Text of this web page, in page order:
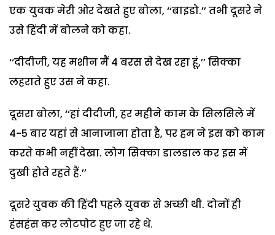
एक युवक मेरी ओर देखते हुए बोला, ‘‘बाइडो.’’ तभी दूसरे ने
उसे हिंदी में बोलने को कहा.
‘‘दीदीजी, यह मशीन मैं 4 बरस से देख रहा हूं,’’ सिक्का
लहराते हुए उस ने कहा.
दूसरा बोला, ‘‘हां दीदीजी, हर महीने काम के सिलसिले में
4-5 बार यहां से आनाजाना होता है, पर हम ने इस को काम
करते कभी नहीं देखा. लोग सिक्का डालडाल कर इस में
दुखी होते रहते हैं.’’
दूसरे युवक की हिंदी पहले युवक से अच्छी थी. दोनों ही
हंसहंस कर लोटपोट हुए जा रहे थे.